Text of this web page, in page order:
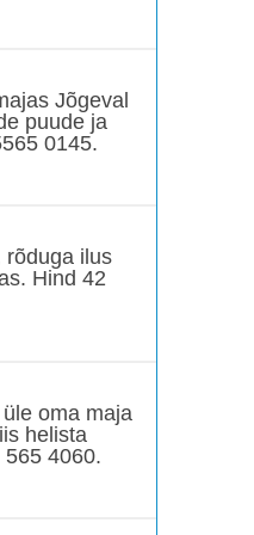
Jõgeval
puude ja
0145.
rõduga ilus
Hind 42
oma maja
helista
4060.